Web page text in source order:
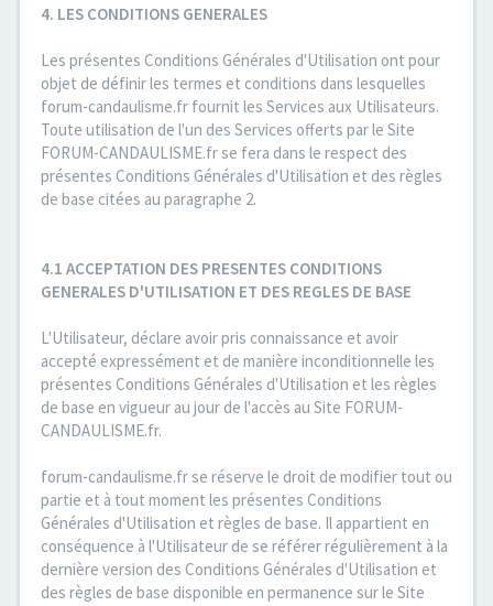
4. LES CONDITIONS GENERALES
Les présentes Conditions Générales d'Utilisation ont pour
objet de définir les termes et conditions dans lesquelles
forum-candaulisme.fr fournit les Services aux Utilisateurs.
Toute utilisation de l'un des Services offerts par le Site
FORUM-CANDAULISME.fr se fera dans le respect des
présentes Conditions Générales d'Utilisation et des règles
de base citées au paragraphe 2.
4.1 ACCEPTATION DES PRESENTES CONDITIONS
GENERALES D'UTILISATION ET DES REGLES DE BASE
L'Utilisateur, déclare avoir pris connaissance et avoir
accepté expressément et de manière inconditionnelle les
présentes Conditions Générales d'Utilisation et les règles
de base en vigueur au jour de l'accès au Site FORUM-
CANDAULISME.fr.
forum-candaulisme.fr se réserve le droit de modifier tout ou
partie et à tout moment les présentes Conditions
Générales d'Utilisation et règles de base. Il appartient en
conséquence à l'Utilisateur de se référer régulièrement à la
dernière version des Conditions Générales d'Utilisation et
des règles de base disponible en permanence sur le Site